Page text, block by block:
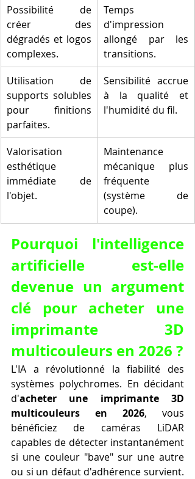
Possibilité de
créer des
dégradés et logos
complexes.
Temps
d'impression
allongé par les
transitions.
Utilisation de
supports solubles
pour finitions
parfaites.
Sensibilité accrue
à la qualité et
l'humidité du fil.
Valorisation
esthétique
immédiate de
l'objet.
Maintenance
mécanique plus
fréquente
(système de
coupe).
Pourquoi l'intelligence
artificielle est-elle
devenue un argument
clé pour acheter une
imprimante 3D
multicouleurs en 2026 ?
L'IA a révolutionné la fiabilité des
systèmes polychromes. En décidant
d'acheter une imprimante 3D
multicouleurs en 2026, vous
bénéficiez de caméras LiDAR
capables de détecter instantanément
si une couleur "bave" sur une autre
ou si un défaut d'adhérence survient.